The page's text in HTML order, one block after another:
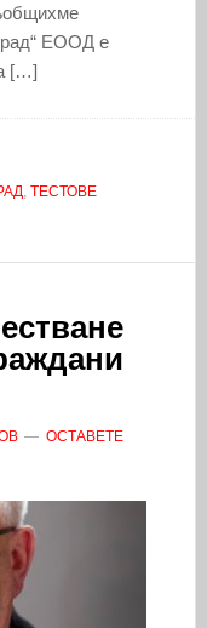
ЕООД е
[…]
, ТЕСТОВЕ
ОСТАВЕТЕ